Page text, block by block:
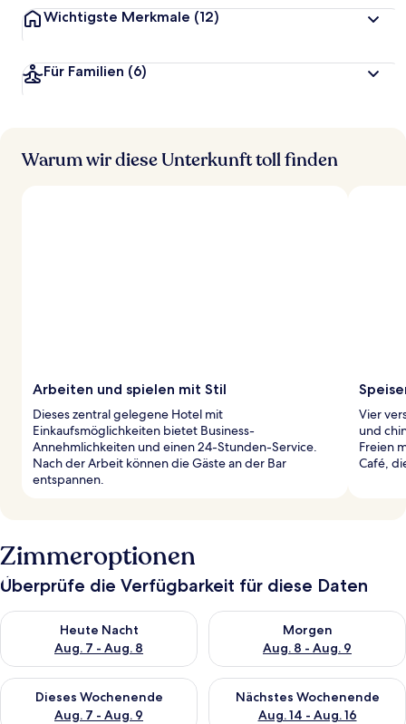
Wichtigste Merkmale (12)
Für Familien (6)
Warum wir diese Unterkunft toll finden
Arbeiten und spielen mit Stil
Dieses zentral gelegene Hotel mit
Einkaufsmöglichkeiten bietet Business-
Annehmlichkeiten und einen 24-Stunden-Service.
Nach der Arbeit können die Gäste an der Bar
entspannen.
Vier
und
Freien
Café,
Zimmeroptionen
Überprüfe die Verfügbarkeit für diese Daten
Heute Nacht
Aug. 7 - Aug. 8
Überprüfe die Verfügbarkeit für heute Nacht, Aug. 7 - Aug. 8.
Morgen
Aug. 8 - Aug. 9
Überprüfe die Verfügbarkeit
Dieses Wochenende
Aug. 7 - Aug. 9
Überprüfe die Verfügbarkeit für dieses Wochenende, Aug. 7
Nächstes Wochenende
Aug. 14 - Aug. 16
Überprüfe die Verfügbarkeit